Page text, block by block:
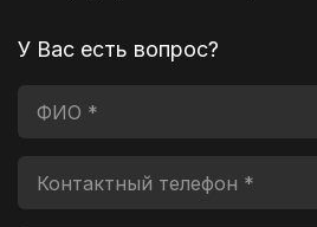
У Вас есть вопрос?